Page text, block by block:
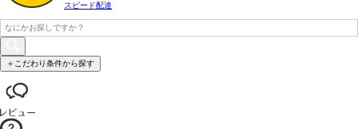
スピード配達
＋こだわり条件から探す